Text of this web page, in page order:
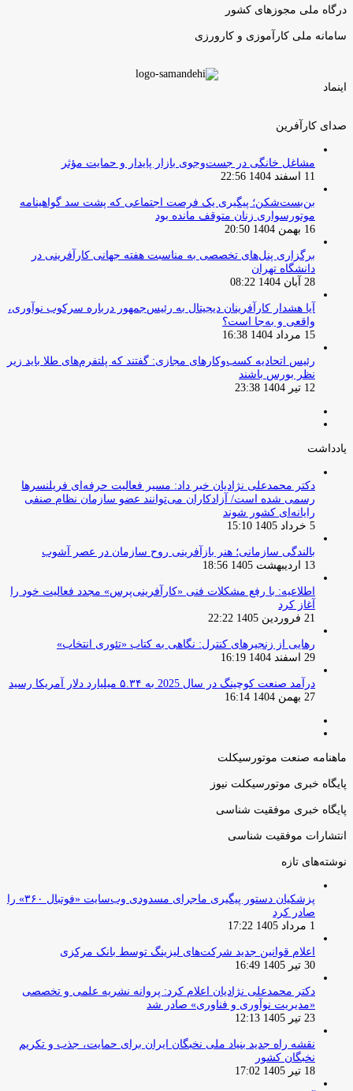
درگاه ملی مجوزهای کشور
سامانه ملی کارآموزی و کارورزی
اینماد
صدای کارآفرین
مشاغل خانگی در جست‌وجوی بازار پایدار و حمایت مؤثر
11 اسفند 1404 22:56
بن‌بست‌شکن؛ پیگیری یک فرصت اجتماعی که پشت سد گواهینامه
موتورسواری زنان متوقف مانده بود
16 بهمن 1404 20:50
برگزاری پنل‌های تخصصی به مناسبت هفته جهانی کارآفرینی در
دانشگاه تهران
28 آبان 1404 08:22
آیا هشدار کارآفرینان دیجیتال به رئیس‌جمهور درباره سرکوب نوآوری،
واقعی و به‌جا است؟
15 مرداد 1404 16:38
‏رئیس اتحادیه کسب‌وکارهای مجازی: گفتند که پلتفرم‌های طلا باید زیر
نظر بورس باشند
12 تیر 1404 23:38
یادداشت
دکتر محمدعلی نژادیان خبر داد: مسیر فعالیت حرفه‌ای فریلنسرها
رسمی شده است/ آزادکاران می‌توانند عضو سازمان نظام صنفی
رایانه‌ای کشور شوند
5 خرداد 1405 15:10
بالندگی سازمانی؛ هنر بازآفرینی روح سازمان در عصر آشوب
13 اردیبهشت 1405 18:56
اطلاعیه: با رفع مشکلات فنی «کارآفرینی‌پرس» مجدد فعالیت خود را
آغاز کرد
21 فروردین 1405 22:22
رهایی از زنجیرهای کنترل: نگاهی به کتاب «تئوری انتخاب»
29 اسفند 1404 16:19
درآمد صنعت کوچینگ در سال 2025 به ۵.۳۴ میلیارد دلار آمریکا رسید
27 بهمن 1404 16:14
ماهنامه صنعت موتورسیکلت
پایگاه خبری موتورسیکلت نیوز
پایگاه خبری موفقیت شناسی
انتشارات موفقیت شناسی
نوشته‌های تازه
پزشکیان دستور پیگیری ماجرای مسدودی وب‌سایت «فوتبال ۳۶۰» را
صادر کرد
1 مرداد 1405 17:22
اعلام قوانین جدید شرکت‌های لیزینگ توسط بانک مرکزی
30 تیر 1405 16:49
دکتر محمدعلی نژادیان اعلام کرد: پروانه نشریه علمی و تخصصی
«مدیریت نوآوری و فناوری» صادر شد
23 تیر 1405 12:13
نقشه راه جدید بنیاد ملی نخبگان ایران برای حمایت، جذب و تکریم
نخبگان کشور
18 تیر 1405 17:02